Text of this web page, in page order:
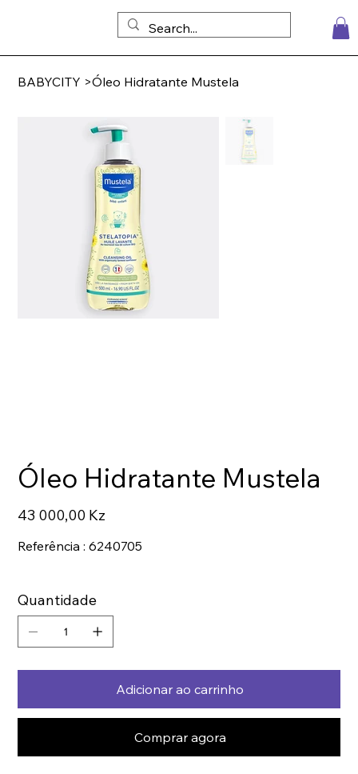
BABYCITY >Óleo Hidratante Mustela
Óleo Hidratante Mustela
Preço
43 000,00 Kz
Referência : 6240705
Quantidade
Adicionar ao carrinho
Comprar agora